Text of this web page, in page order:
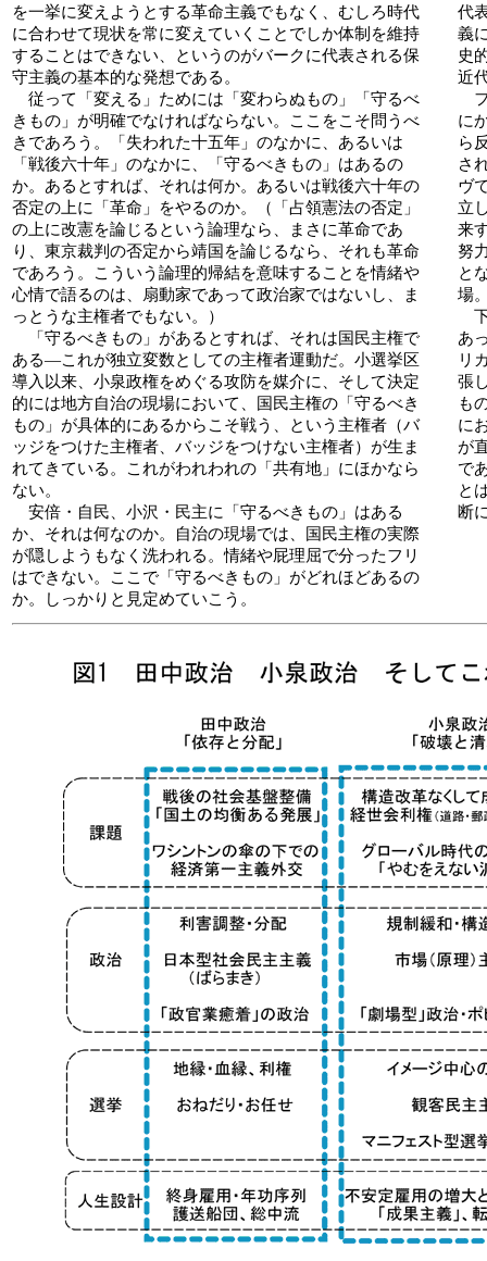
を一挙に変えようとする革命主義でもなく、むしろ時代
に合わせて現状を常に変えていくことでしか体制を維持
することはできない、というのがバークに代表される保
守主義の基本的な発想である。
従って「変える」ためには「変わらぬもの」「守るべ
きもの」が明確でなければならない。ここをこそ問うべ
きであろう。「失われた十五年」のなかに、あるいは
「戦後六十年」のなかに、「守るべきもの」はあるの
か。あるとすれば、それは何か。あるいは戦後六十年の
否定の上に「革命」をやるのか。（「占領憲法の否定」
の上に改憲を論じるという論理なら、まさに革命であ
り、東京裁判の否定から靖国を論じるなら、それも革命
であろう。こういう論理的帰結を意味することを情緒や
心情で語るのは、扇動家であって政治家ではないし、ま
っとうな主権者でもない。）
「守るべきもの」があるとすれば、それは国民主権で
ある―これが独立変数としての主権者運動だ。小選挙区
導入以来、小泉政権をめぐる攻防を媒介に、そして決定
的には地方自治の現場において、国民主権の「守るべき
もの」が具体的にあるからこそ戦う、という主権者（バ
ッジをつけた主権者、バッジをつけない主権者）が生ま
れてきている。これがわれわれの「共有地」にほかなら
ない。
安倍・自民、小沢・民主に「守るべきもの」はある
か、それは何なのか。自治の現場では、国民主権の実際
が隠しようもなく洗われる。情緒や屁理屈で分ったフリ
はできない。ここで「守るべきもの」がどれほどあるの
か。しっかりと見定めていこう。
代
義
史
近
フ
に
ら
さ
ヴ
立
来
努
と
場
下
あ
リ
張
も
に
が
で
と
断